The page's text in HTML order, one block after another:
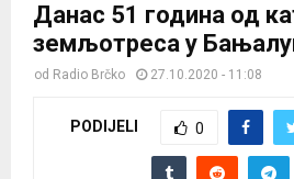
Данас 51 година од
земљотреса у
od Radio Brčko 27.10.2020 - 11:08
PODIJELI 0